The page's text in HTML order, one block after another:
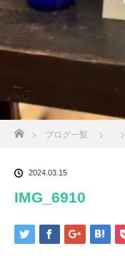
ブログ一覧
2024.03.15
IMG_6910